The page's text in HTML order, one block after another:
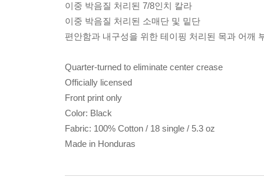
이중 박음질 처리된 7/8인치 칼라
이중 박음질 처리된 소매단 및 밑단
편안함과 내구성을 위한 테이핑 처리된 목과 어깨
Quarter-turned to eliminate center crease
Officially licensed
Front print only
Color: Black
Fabric: 100% Cotton / 18 single / 5.3 oz
Made in Honduras